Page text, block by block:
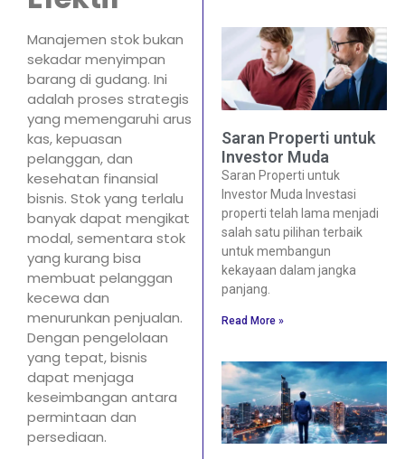
Manajemen stok bukan
sekadar menyimpan
barang di gudang. Ini
adalah proses strategis
yang memengaruhi arus
kas, kepuasan
pelanggan, dan
kesehatan finansial
bisnis. Stok yang terlalu
banyak dapat mengikat
modal, sementara stok
yang kurang bisa
membuat pelanggan
kecewa dan
menurunkan penjualan.
Dengan pengelolaan
yang tepat, bisnis
dapat menjaga
keseimbangan antara
permintaan dan
persediaan.
Saran Properti untuk
Investor Muda
Saran Properti untuk
Investor Muda Investasi
properti telah lama menjadi
salah satu pilihan terbaik
untuk membangun
kekayaan dalam jangka
panjang.
Read More »